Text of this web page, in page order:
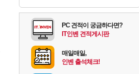
PC 견적이 궁금하다면?
IT인벤 견적게시판
매일매일,
인벤 출석체크!